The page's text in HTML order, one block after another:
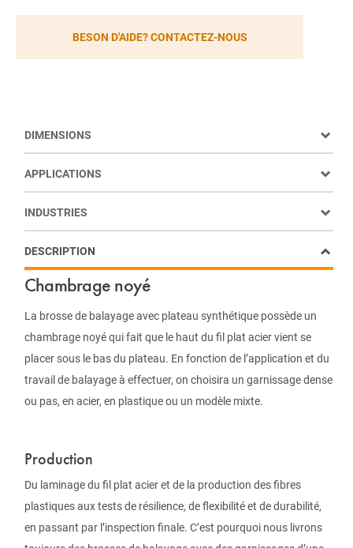
BESON D'AIDE? CONTACTEZ-NOUS
Chambrage noyé
La brosse de balayage avec plateau synthétique possède un
chambrage noyé qui fait que le haut du fil plat acier vient se
placer sous le bas du plateau. En fonction de l’application et du
travail de balayage à effectuer, on choisira un garnissage dense
ou pas, en acier, en plastique ou un modèle mixte.
Production
Du laminage du fil plat acier et de la production des fibres
plastiques aux tests de résilience, de flexibilité et de durabilité,
en passant par l’inspection finale. C’est pourquoi nous livrons
DESCRIPTION
DIMENSIONS
APPLICATIONS
INDUSTRIES